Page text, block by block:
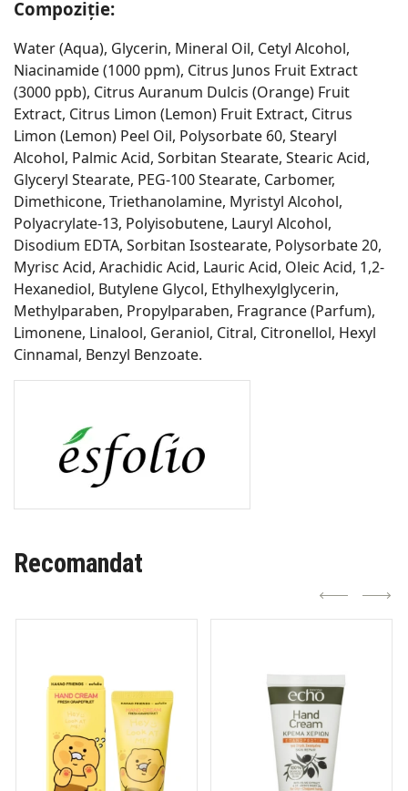
Compoziție:
Water (Aqua), Glycerin, Mineral Oil, Cetyl Alcohol,
Niacinamide (1000 ppm), Citrus Junos Fruit Extract
(3000 ppb), Citrus Auranum Dulcis (Orange) Fruit
Extract, Citrus Limon (Lemon) Fruit Extract, Citrus
Limon (Lemon) Peel Oil, Polysorbate 60, Stearyl
Alcohol, Palmic Acid, Sorbitan Stearate, Stearic Acid,
Glyceryl Stearate, PEG-100 Stearate, Carbomer,
Dimethicone, Triethanolamine, Myristyl Alcohol,
Polyacrylate-13, Polyisobutene, Lauryl Alcohol,
Disodium EDTA, Sorbitan Isostearate, Polysorbate 20,
Myrisc Acid, Arachidic Acid, Lauric Acid, Oleic Acid, 1,2-
Hexanediol, Butylene Glycol, Ethylhexylglycerin,
Methylparaben, Propylparaben, Fragrance (Parfum),
Limonene, Linalool, Geraniol, Citral, Citronellol, Hexyl
Cinnamal, Benzyl Benzoate.
Recomandat